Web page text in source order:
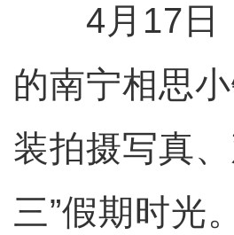
4月17日，
的南宁相思
装拍摄写真
三”假期时光